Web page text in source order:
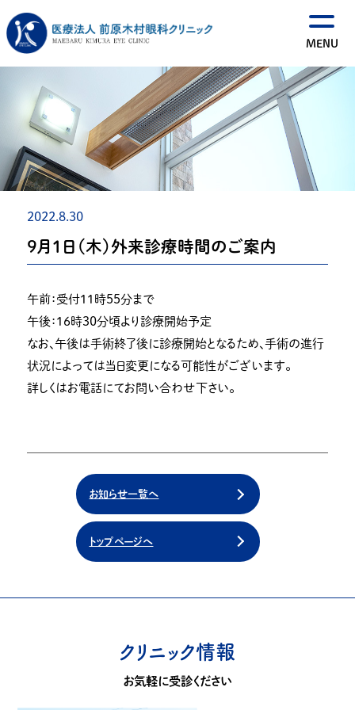
2022.8.30
９月１日（木）外来診療時間のご案内
午前：受付１１時５５分まで
午後：１６時３０分頃より診療開始予定
なお、午後は手術終了後に診療開始となるため、手術の進行
状況によっては当日変更になる可能性がございます。
詳しくはお電話にてお問い合わせ下さい。
お知らせ一覧へ
トップページへ
クリニック情報
お気軽に受診ください